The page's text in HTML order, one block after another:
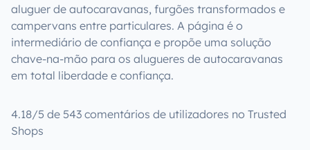
aluguer de autocaravanas, furgões transformados e
campervans entre particulares. A página é o
intermediário de confiança e propõe uma solução
chave-na-mão para os alugueres de autocaravanas
em total liberdade e confiança.
4.18/5 de 543 comentários de utilizadores no Trusted
Shops